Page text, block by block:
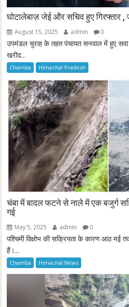
घोटालेबाज़ जेई और सचिव हुए गिरफ्तार ,
August 15, 2025 admin 0
उपमंडल चुराह के तहत पंचायत सनवाल में हुए
खरीद...
Chamba Himachal Pradesh
चंबा में बादल फटने से नाले में एक बजुर्ग
गई
May 5, 2025 admin 0
पश्चिमी विक्षोभ की सक्रियता के कारण आठ
हैं।...
Chamba Himachal News